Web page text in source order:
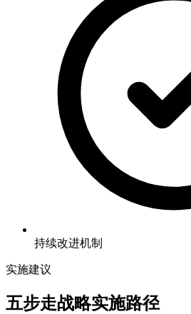
持续改进机制
实施建议
五步走战略实施路径